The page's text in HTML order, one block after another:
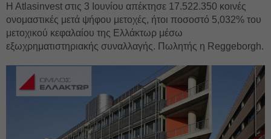
H Atlasinvest στις 3 Ιουνίου απέκτησε 17.522.350 κοινές
ονομαστικές μετά ψήφου μετοχές, ήτοι ποσοστό 5,032% του
μετοχικού κεφαλαίου της Ελλάκτωρ μέσω
εξωχρηματιστηριακής συναλλαγής. Πωλητής η Reggeborgh.